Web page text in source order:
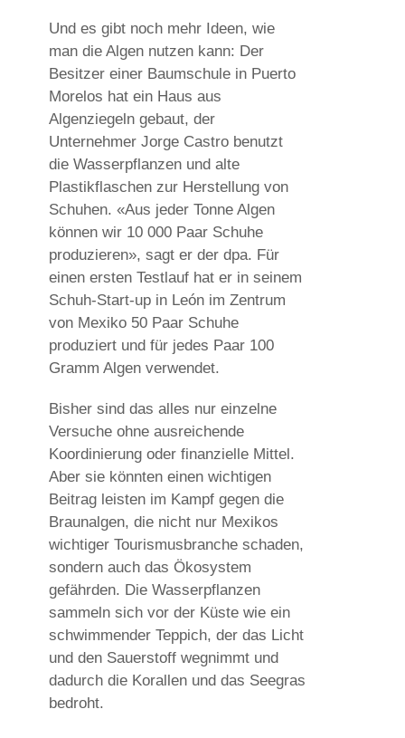
Und es gibt noch mehr Ideen, wie
man die Algen nutzen kann: Der
Besitzer einer Baumschule in Puerto
Morelos hat ein Haus aus
Algenziegeln gebaut, der
Unternehmer Jorge Castro benutzt
die Wasserpflanzen und alte
Plastikflaschen zur Herstellung von
Schuhen. «Aus jeder Tonne Algen
können wir 10 000 Paar Schuhe
produzieren», sagt er der dpa. Für
einen ersten Testlauf hat er in seinem
Schuh-Start-up in León im Zentrum
von Mexiko 50 Paar Schuhe
produziert und für jedes Paar 100
Gramm Algen verwendet.
Bisher sind das alles nur einzelne
Versuche ohne ausreichende
Koordinierung oder finanzielle Mittel.
Aber sie könnten einen wichtigen
Beitrag leisten im Kampf gegen die
Braunalgen, die nicht nur Mexikos
wichtiger Tourismusbranche schaden,
sondern auch das Ökosystem
gefährden. Die Wasserpflanzen
sammeln sich vor der Küste wie ein
schwimmender Teppich, der das Licht
und den Sauerstoff wegnimmt und
dadurch die Korallen und das Seegras
bedroht.